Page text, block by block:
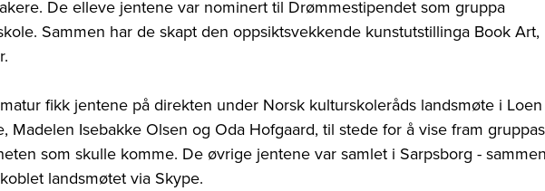
De elleve jentene var nominert til Drømmestipendet som gruppa
Sammen har de skapt den oppsiktsvekkende kunstutstillinga Book Art,
fikk jentene på direkten under Norsk kulturskoleråds landsmøte i
Madelen Isebakke Olsen og Oda Hofgaard, til stede for å vise fram gruppas
som skulle komme. De øvrige jentene var samlet i Sarpsborg - sammen
landsmøtet via Skype.